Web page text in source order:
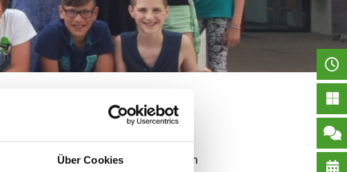
Über Cookies
einige Brotlaibe an das
bekommen, sanitäre
etc.Die KlientInnen und
wir an sie gedacht haben.Diese Aktion